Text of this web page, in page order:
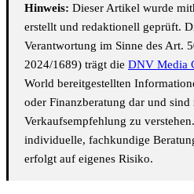
Hinweis: Dieser Artikel wurde
erstellt und redaktionell geprüft.
Verantwortung im Sinne des Art.
2024/1689) trägt die DNV Media
World bereitgestellten
oder Finanzberatung dar und
Verkaufsempfehlung zu
individuelle, fachkundige
erfolgt auf eigenes Risiko.